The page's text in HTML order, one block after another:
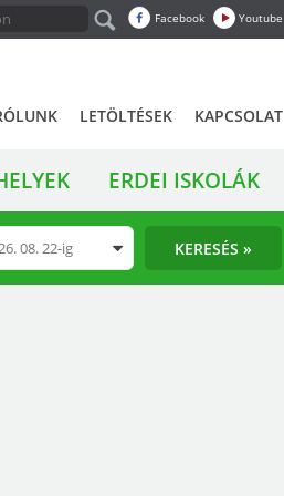
Facebook Youtube
LETÖLTÉSEK KAPCSOLAT
ERDEI ISKOLÁK
KERESÉS »